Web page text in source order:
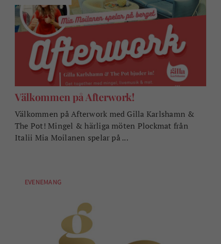
Välkommen på Afterwork!
Välkommen på Afterwork med Gilla Karlshamn &
The Pot! Mingel & härliga möten Plockmat från
Italii Mia Moilanen spelar på ...
EVENEMANG